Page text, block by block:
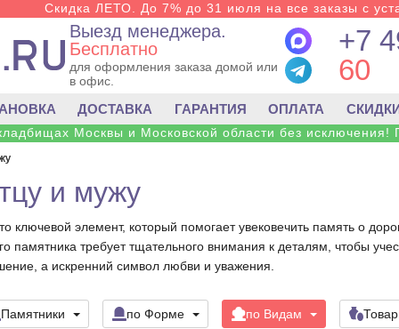
Скидка ЛЕТО. До 7% до 31 июля на все заказы с
Выезд менеджера.
Бесплатно
для оформления заказа домой или
в офис.
+7
60
ДОСТАВКА ГАРАНТИЯ ОПЛАТА
Москвы и Московской области без исключения!
и мужу
ключевой элемент, который помогает увековечить память о
памятника требует тщательного внимания к деталям, чтобы
а искренний символ любви и уважения.
Памятники по Форме по Видам